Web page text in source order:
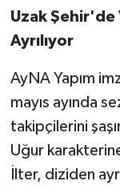
Uzak Şehir'de
Ayrılıyor
AyNA Yapım
mayıs ayında
takipçilerini
Uğur
İlter, diziden